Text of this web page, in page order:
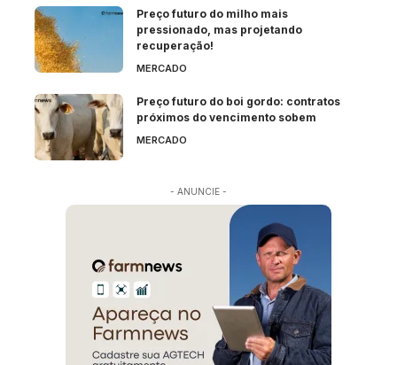
Preço futuro do milho mais
pressionado, mas projetando
recuperação!
MERCADO
Preço futuro do boi gordo: contratos
próximos do vencimento sobem
MERCADO
- ANUNCIE -